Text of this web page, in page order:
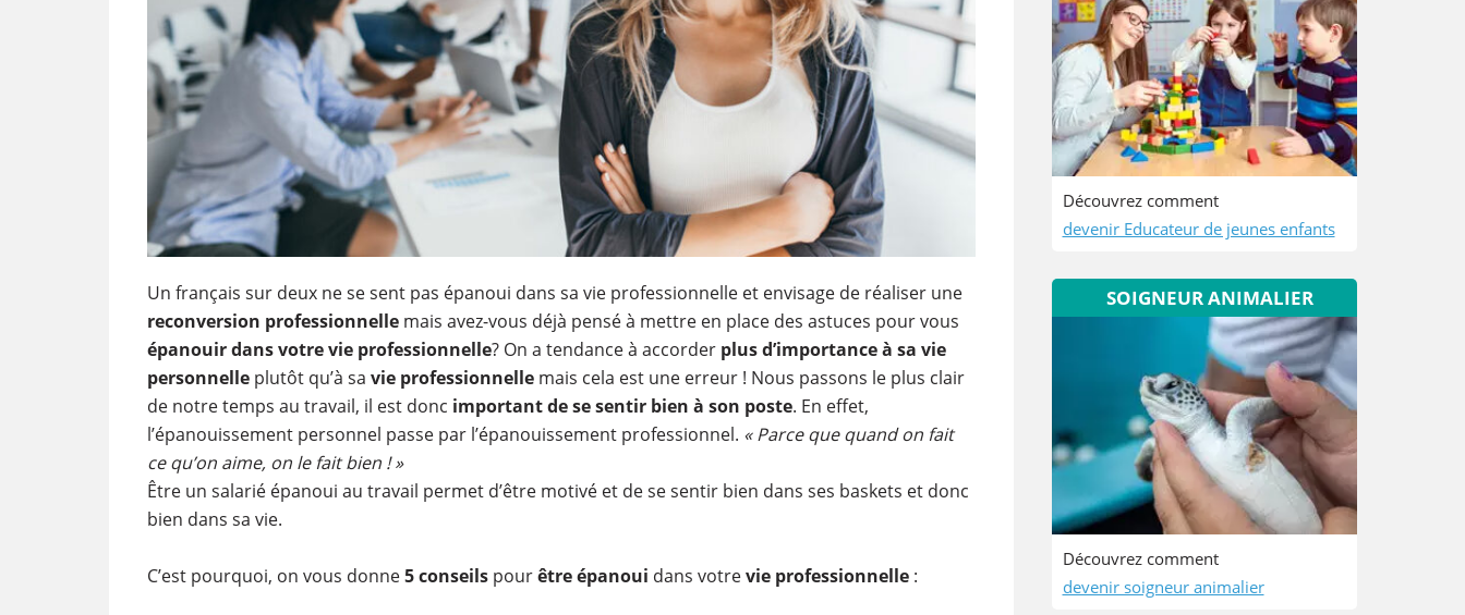
Un français sur deux ne se sent pas épanoui dans sa vie professionnelle et envisage de réaliser une
reconversion professionnellemais avez-vous déjà pensé à mettre en place des astuces pour vous
épanouir dans votre vie professionnelle? On a tendance à accorder plus d’importance à sa vie
personnelleplutôt qu’à sa vie professionnellemais cela est une erreur ! Nous passons le plus clair
de notre temps au travail, il est donc important de se sentir bien à son poste. En effet,
l’épanouissement personnel passe par l’épanouissement professionnel. « Parce que quand on fait
ce qu’on aime, on le fait bien ! »
Être un salarié épanoui au travail permet d’être motivé et de se sentir bien dans ses baskets et donc
bien dans sa vie.
C’est pourquoi, on vous donne5 conseilspourêtre épanoui dans votrevie professionnelle:
Découvrez comment
devenir Educateur de jeunes enfants
SOIGNEUR ANIMALIER
Découvrez comment
devenir soigneur animalier